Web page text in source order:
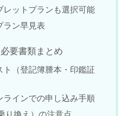
レットプランも選択可能
ラン早見表
要書類まとめ
ト（登記簿謄本・印鑑証
ラインでの申し込み手順